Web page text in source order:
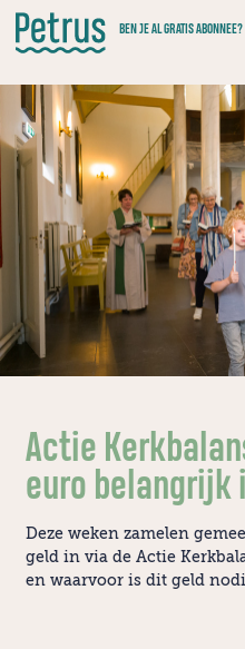
Doorgaan
naar
hoofdinhoud
BEN JE AL GRATIS ABONNEE?
Actie
euro belangrijk
Deze weken zamelen
geld in via de Actie
en waarvoor is dit geld